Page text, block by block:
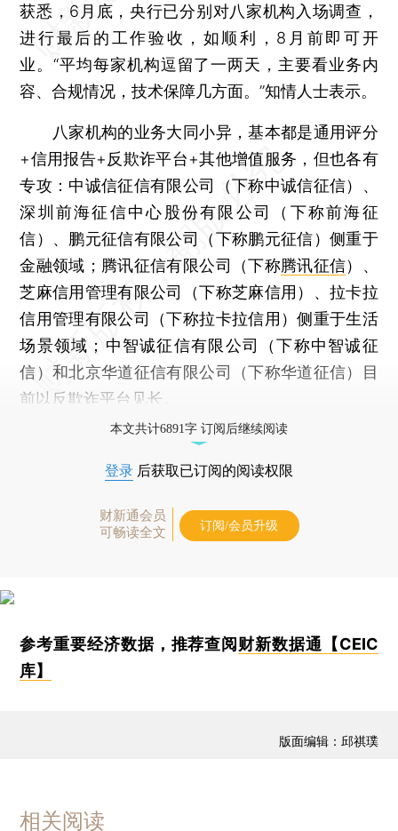
获悉，6月底，央行已分别对八家机构入场调查，
进行最后的工作验收，如顺利，8月前即可开
业。“平均每家机构逗留了一两天，主要看业务内
容、合规情况，技术保障几方面。”知情人士表示。
八家机构的业务大同小异，基本都是通用评分
+信用报告+反欺诈平台+其他增值服务，但也各有
专攻：中诚信征信有限公司（下称中诚信征信）、
深圳前海征信中心股份有限公司（下称前海征
信）、鹏元征信有限公司（下称鹏元征信）侧重于
金融领域；腾讯征信有限公司（下称腾讯征信）、
芝麻信用管理有限公司（下称芝麻信用）、拉卡拉
信用管理有限公司（下称拉卡拉信用）侧重于生活
场景领域；中智诚征信有限公司（下称中智诚征
信）和北京华道征信有限公司（下称华道征信）目
前以反欺诈平台见长。
本文共计6891字 订阅后继续阅读
登录 后获取已订阅的阅读权限
财新通会员
可畅读全文
订阅/会员升级
参考重要经济数据，推荐查阅财新数据通【CEIC
库】
版面编辑：邱祺璞
相关阅读